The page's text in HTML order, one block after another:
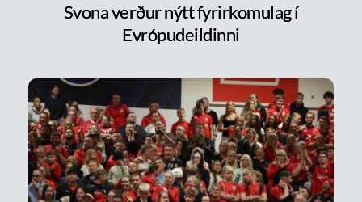
Svona verður nýtt fyrirkomulag í
Evrópudeildinni